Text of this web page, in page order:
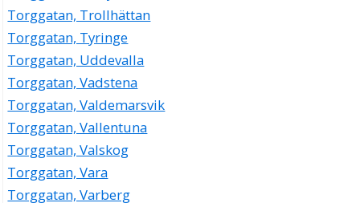
Torggatan, Trollhättan
Torggatan, Tyringe
Torggatan, Uddevalla
Torggatan, Vadstena
Torggatan, Valdemarsvik
Torggatan, Vallentuna
Torggatan, Valskog
Torggatan, Vara
Torggatan, Varberg